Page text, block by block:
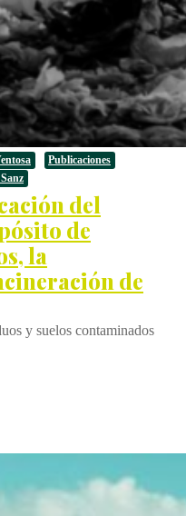
Publicaciones
del
de
la
de
y suelos contaminados